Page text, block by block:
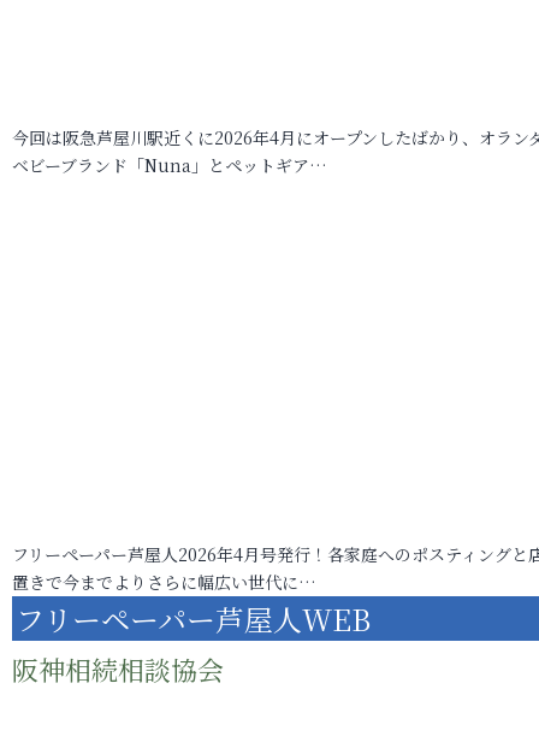
今回は阪急芦屋川駅近くに2026年4月にオープンしたばかり、オラン
ベビーブランド「Nuna」とペットギア…
フリーペーパー芦屋人2026年4月号発行！各家庭へのポスティングと
置きで今までよりさらに幅広い世代に…
フリーペーパー芦屋人WEB
阪神相続相談協会